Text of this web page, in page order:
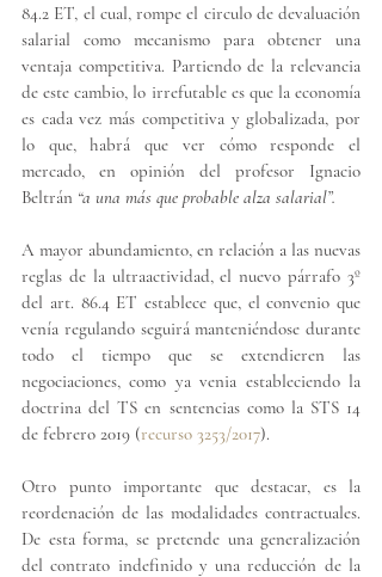
84.2 ET, el cual, rompe el circulo de devaluación
salarial como mecanismo para obtener una
ventaja competitiva. Partiendo de la relevancia
de este cambio, lo irrefutable es que la economía
es cada vez más competitiva y globalizada, por
lo que, habrá que ver cómo responde el
mercado, en opinión del profesor Ignacio
Beltrán “a una más que probable alza salarial”.
A mayor abundamiento, en relación a las nuevas
reglas de la ultraactividad, el nuevo párrafo 3º
del art. 86.4 ET establece que, el convenio que
venía regulando seguirá manteniéndose durante
todo el tiempo que se extendieren las
negociaciones, como ya venia estableciendo la
doctrina del TS en sentencias como la STS 14
de febrero 2019 (recurso 3253/2017).
Otro punto importante que destacar, es la
reordenación de las modalidades contractuales.
De esta forma, se pretende una generalización
del contrato indefinido y una reducción de la